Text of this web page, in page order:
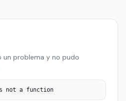
un problema y no pudo
not a function